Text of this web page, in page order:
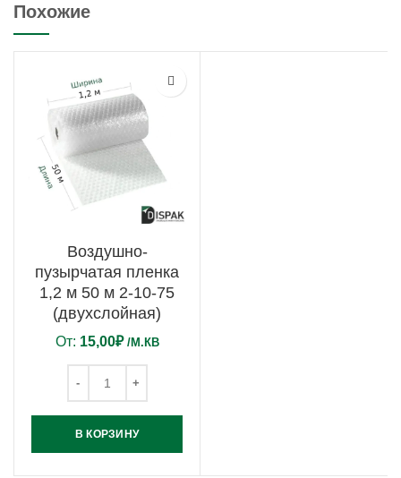
Похожие
Воздушно-
пузырчатая пленка
1,2 м 50 м 2-10-75
(двухслойная)
От: 15,00₽ /М.КВ
В КОРЗИНУ